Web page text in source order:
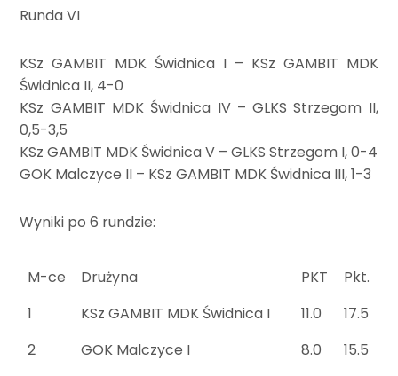
Runda VI
KSz GAMBIT MDK Świdnica I – KSz GAMBIT MDK
Świdnica II, 4-0
KSz GAMBIT MDK Świdnica IV – GLKS Strzegom II,
0,5-3,5
KSz GAMBIT MDK Świdnica V – GLKS Strzegom I, 0-4
GOK Malczyce II – KSz GAMBIT MDK Świdnica III, 1-3
Wyniki po 6 rundzie:
M-ce Drużyna PKT
Pkt.
1
KSz GAMBIT MDK Świdnica I 11.0
17.5
2
GOK Malczyce I 8.0
15.5